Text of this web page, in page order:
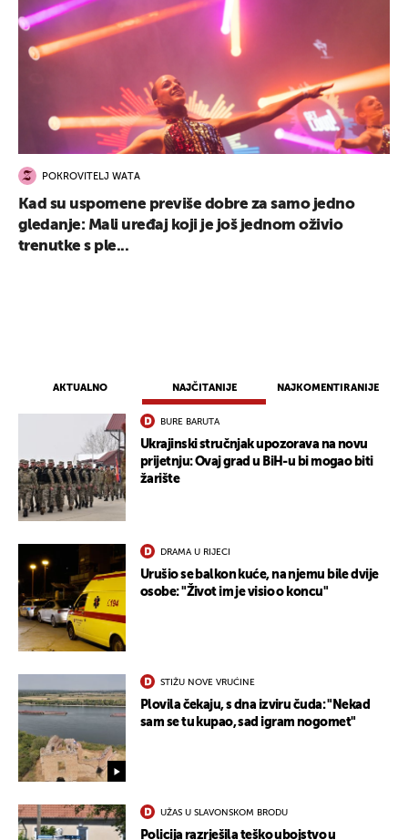
AKTUALNO NAJČITANIJE NAJKOMENTIRANIJE
BURE BARUTA
Ukrajinski stručnjak upozorava na novu
prijetnju: Ovaj grad u BiH-u bi mogao biti
žarište
DRAMA U RIJECI
Urušio se balkon kuće, na njemu bile dvije
osobe: "Život im je visio o koncu"
STIŽU NOVE VRUĆINE
Plovila čekaju, s dna izviru čuda: "Nekad
sam se tu kupao, sad igram nogomet"
UŽAS U SLAVONSKOM BRODU
Policija razrješila teško ubojstvo u
POKROVITELJ WATA
Kad su uspomene previše dobre za samo jedno
gledanje: Mali uređaj koji je još jednom oživio
trenutke s ple...